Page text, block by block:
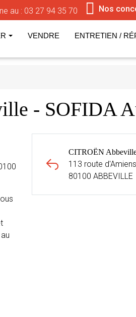
au : 03 27 94 35 70 Nos
VENDRE ENTRETIEN /
- SOFIDA
CITROËN
113 route d'Amiens
80100 ABBEVILLE